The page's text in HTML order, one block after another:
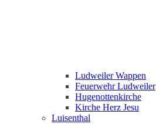
Ludweiler Wappen
Feuerwehr Ludweiler
Hugenottenkirche
Kirche Herz Jesu
Luisenthal